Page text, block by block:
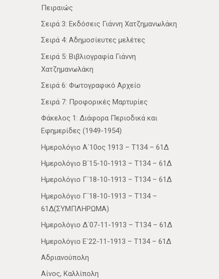
Πειραιώς
Σειρά 3: Εκδόσεις Γιάννη Χατζημανωλάκη
Σειρά 4: Αδημοσίευτες μελέτες
Σειρά 5: Βιβλιογραφία Γιάννη
Χατζημανωλάκη
Σειρά 6: Φωτογραφικό Αρχείο
Σειρά 7: Προφορικές Μαρτυρίες
Φάκελος 1: Διάφορα Περιοδικά και
Εφημερίδες (1949-1954)
Ημερολόγιο Α΄10ος 1913 – Τ134 – 61Δ
Ημερολόγιο Β΄15-10-1913 – Τ134 – 61Δ
Ημερολόγιο Γ΄18-10-1913 – Τ134 – 61Δ
Ημερολόγιο Γ΄18-10-1913 – Τ134 –
61Δ(ΣΥΜΠΛΗΡΩΜΑ)
Ημερολόγιο Δ΄07-11-1913 – Τ134 – 61Δ
Ημερολόγιο Ε΄22-11-1913 – Τ134 – 61Δ
Αδριανούπολη
Αίνος, Καλλίπολη